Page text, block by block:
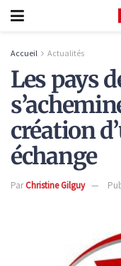
Accueil Actualités
Les pays
création
échange
ParChristine Gilguy